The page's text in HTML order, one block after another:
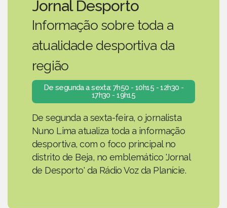
Jornal Desporto
Informação sobre toda a
atualidade desportiva da
região
De segunda a sexta: 7h50 - 10h15 - 12h30 -
17h30 - 19h15
De segunda a sexta-feira, o jornalista
Nuno Lima atualiza toda a informação
desportiva, com o foco principal no
distrito de Beja, no emblemático 'Jornal
de Desporto' da Rádio Voz da Planície.